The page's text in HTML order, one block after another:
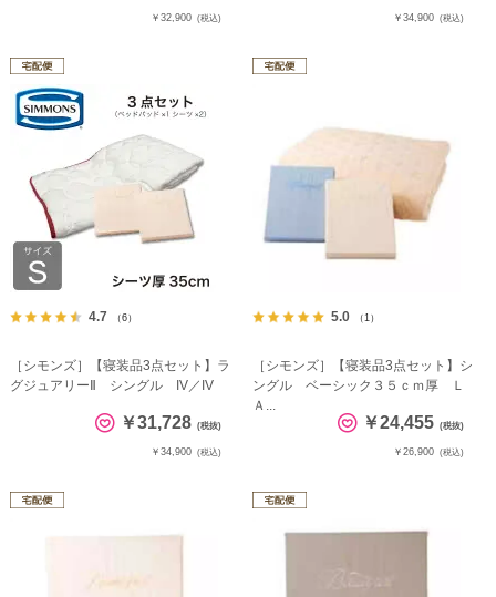
￥32,900 (税込) ￥34,900 (税込)
4.7 （6）
［シモンズ］【寝装品3点セット】ラ
グジュアリーⅡ シングル IV／IV
￥31,728 (税抜)
￥34,900 (税込)
5.0 （1）
［シモンズ］【寝装品3点セット】シ
ングル ベーシック３５ｃｍ厚 Ｌ
Ａ...
￥24,455 (税抜)
￥26,900 (税込)